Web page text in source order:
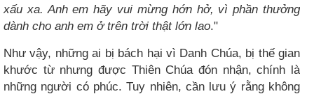
xấu xa. Anh em hãy vui mừng hớn hở, vì phần thưởng
dành cho anh em ở trên trời thật lớn lao."
Như vậy, những ai bị bách hại vì Danh Chúa, bị thế gian
khước từ nhưng được Thiên Chúa đón nhận, chính là
những người có phúc. Tuy nhiên, cần lưu ý rằng không